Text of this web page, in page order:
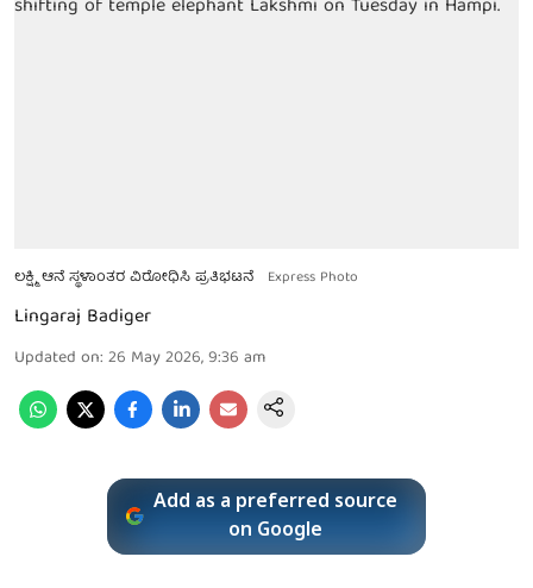
ಲಕ್ಷ್ಮಿ ಆನೆ ಸ್ಥಳಾಂತರ ವಿರೋಧಿಸಿ ಪ್ರತಿಭಟನೆ Express Photo
Lingaraj Badiger
Updated on: 26 May 2026, 9:36 am
Add as a preferred source
on Google